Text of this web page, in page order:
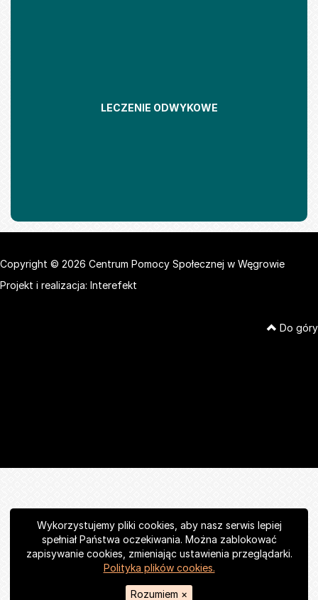
Wykorzystujemy pliki cookies, aby nasz serwis lepiej
spełniał Państwa oczekiwania. Można zablokować
zapisywanie cookies, zmieniając ustawienia przeglądarki.
Polityka plików cookies.
Rozumiem ×
LECZENIE ODWYKOWE
Copyright © 2026 Centrum Pomocy Społecznej w Węgrowie
Projekt i realizacja: Interefekt
Do góry